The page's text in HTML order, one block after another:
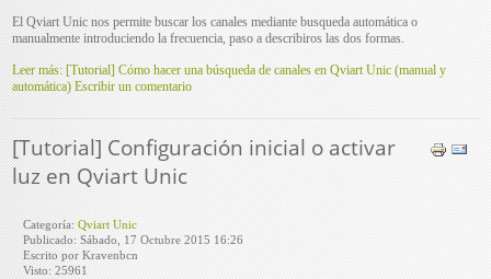
El Qviart Unic nos permite buscar los canales mediante busqueda automática o
manualmente introduciendo la frecuencia, paso a describiros las dos formas.
Leer más: [Tutorial] Cómo hacer una búsqueda de canales en Qviart Unic (manual y
automática) Escribir un comentario
[Tutorial] Configuración inicial o activar
luz en Qviart Unic
Categoría:Qviart Unic
Publicado: Sábado, 17 Octubre 2015 16:26
Escrito por Kravenbcn
Visto: 25961